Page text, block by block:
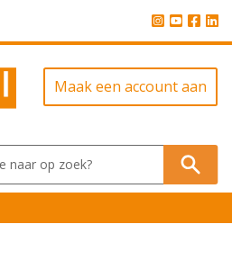
Maak een account aan